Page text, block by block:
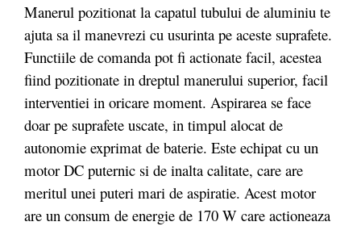
Manerul pozitionat la capatul tubului de aluminiu te
ajuta sa il manevrezi cu usurinta pe aceste suprafete.
Functiile de comanda pot fi actionate facil, acestea
fiind pozitionate in dreptul manerului superior, facil
interventiei in oricare moment. Aspirarea se face
doar pe suprafete uscate, in timpul alocat de
autonomie exprimat de baterie. Este echipat cu un
motor DC puternic si de inalta calitate, care are
meritul unei puteri mari de aspiratie. Acest motor
are un consum de energie de 170 W care actioneaza